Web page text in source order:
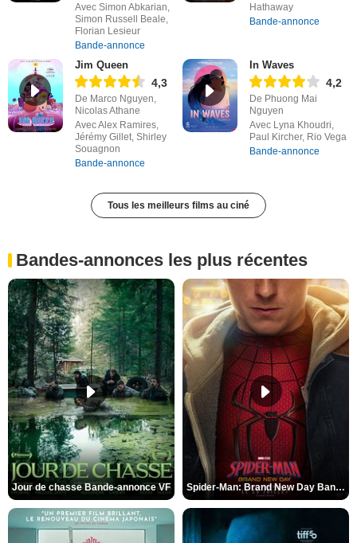
Avec Simon Abkarian,
Simon Russell Beale,
Florian Lesieur
Bande-annonce
Hathaway
Bande-annonce
Jim Queen
4,3
De Marco Nguyen,
Nicolas Athane
Avec Alex Ramires,
Jérémy Gillet, Shirley
Souagnon
Bande-annonce
In Waves
4,2
De Phuong Mai
Nguyen
Avec Lyna Khoudri,
Paul Kircher, Rio Vega
Bande-annonce
Tous les meilleurs films au ciné
Bandes-annonces les plus récentes
Jour de chasse Bande-annonce VF Spider-Man: Brand New Day Bande-annonce (3) VO STFR